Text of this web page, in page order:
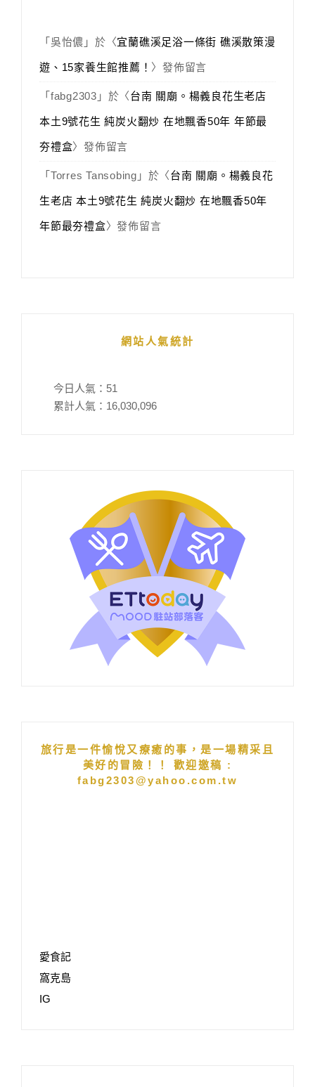
「 吳怡儂 」於〈宜蘭礁溪足浴一條街 礁溪散策漫
遊、15家養生館推薦！ 〉發佈留言
「 fabg2303 」於〈台南 關廟。楊義良花生老店
本土9號花生 純炭火翻炒 在地飄香50年 年節最
夯禮盒〉發佈留言
「 Torres Tansobing 」於〈台南 關廟。楊義良花
生老店 本土9號花生 純炭火翻炒 在地飄香50年
年節最夯禮盒〉發佈留言
網站人氣統計
今日人氣： 51
累計人氣： 16,030,096
旅行是一件愉悅又療癒的事，是一場精采且
美好的冒險！！ 歡迎邀稿 :
fabg2303@yahoo.com.tw
愛食記
窩克島
IG